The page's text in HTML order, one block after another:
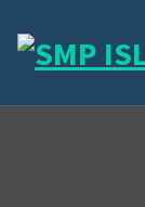
content